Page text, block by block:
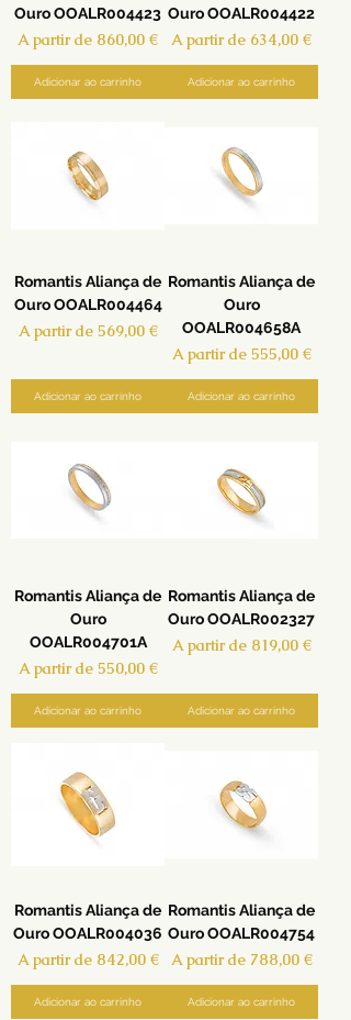
Ouro OOALR004423
A partir de 860,00 €
Preço promocional
Adicionar ao carrinho
Ouro OOALR004422
A partir de 634,00 €
Preço promocional
Adicionar ao carrinho
Romantis Aliança de
Ouro OOALR004464
A partir de 569,00 €
Preço promocional
Adicionar ao carrinho
Romantis Aliança de
Ouro
OOALR004658A
A partir de 555,00 €
Preço promocional
Adicionar ao carrinho
Romantis Aliança de
Ouro
OOALR004701A
A partir de 550,00 €
Preço promocional
Adicionar ao carrinho
Romantis Aliança de
Ouro OOALR002327
A partir de 819,00 €
Preço promocional
Adicionar ao carrinho
Romantis Aliança de
Ouro OOALR004036
A partir de 842,00 €
Preço promocional
Adicionar ao carrinho
Romantis Aliança de
Ouro OOALR004754
A partir de 788,00 €
Preço promocional
Adicionar ao carrinho